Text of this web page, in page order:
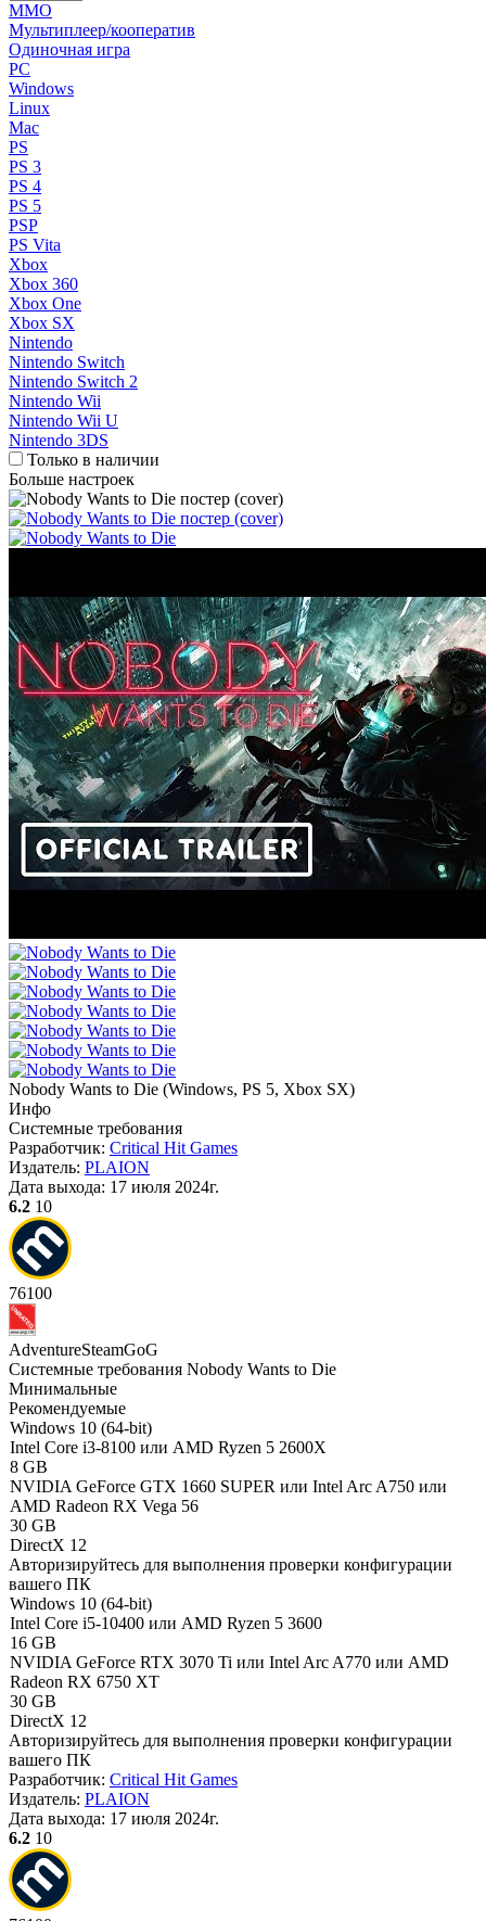
MMO
Мультиплеер/кооператив
Одиночная игра
PC
Windows
Linux
Mac
PS
PS 3
PS 4
PS 5
PSP
PS Vita
Xbox
Xbox 360
Xbox One
Xbox SX
Nintendo
Nintendo Switch
Nintendo Switch 2
Nintendo Wii
Nintendo Wii U
Nintendo 3DS
Только в наличии
Больше настроек
Nobody Wants to Die (Windows, PS 5, Xbox SX)
Инфо
Системные требования
Разработчик: Critical Hit Games
Издатель: PLAION
Дата выхода: 17 июля 2024г.
6.2 10
76100
AdventureSteamGoG
Системные требования Nobody Wants to Die
Минимальные
Рекомендуемые
Windows 10 (64-bit)
Intel Core i3-8100 или AMD Ryzen 5 2600X
8 GB
NVIDIA GeForce GTX 1660 SUPER или Intel Arc A750 или
AMD Radeon RX Vega 56
30 GB
DirectX 12
Авторизируйтесь для выполнения проверки конфигурации
вашего ПК
Windows 10 (64-bit)
Intel Core i5-10400 или AMD Ryzen 5 3600
16 GB
NVIDIA GeForce RTX 3070 Ti или Intel Arc A770 или AMD
Radeon RX 6750 XT
30 GB
DirectX 12
Авторизируйтесь для выполнения проверки конфигурации
вашего ПК
Разработчик: Critical Hit Games
Издатель: PLAION
Дата выхода: 17 июля 2024г.
6.2 10